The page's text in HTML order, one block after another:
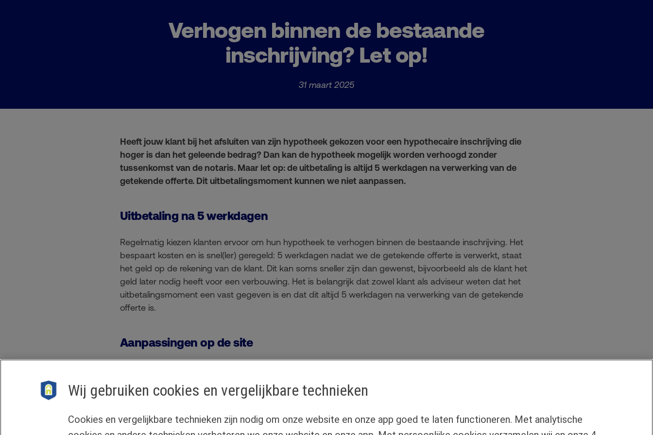
Verhogen binnen de bestaande
inschrijving? Let op!
31 maart 2025
Heeft jouw klant bij het afsluiten van zijn hypotheek gekozen voor een hypothecaire inschrijving die
hoger is dan het geleende bedrag? Dan kan de hypotheek mogelijk worden verhoogd zonder
tussenkomst van de notaris. Maar let op: de uitbetaling is altijd 5 werkdagen na verwerking van de
getekende offerte. Dit uitbetalingsmoment kunnen we niet aanpassen.
Uitbetaling na 5 werkdagen
Regelmatig kiezen klanten ervoor om hun hypotheek te verhogen binnen de bestaande inschrijving. Het
bespaart kosten en is snel(ler) geregeld: 5 werkdagen nadat we de getekende offerte is verwerkt, staat
het geld op de rekening van de klant. Dit kan soms sneller zijn dan gewenst, bijvoorbeeld als de klant het
geld later nodig heeft voor een verbouwing. Het is belangrijk dat zowel klant als adviseur weten dat het
uitbetalingsmoment een vast gegeven is en dat dit altijd 5 werkdagen na verwerking van de getekende
offerte is.
Aanpassingen op de site
rekenen erop dat jij als adviseur de klant hier ook op wijst. Samen zorgen we ervoor dat de klant niet voor
Wij gebruiken cookies en vergelijkbare technieken
Cookies en vergelijkbare technieken zijn nodig om onze website en onze app goed te laten functioneren. Met analytische